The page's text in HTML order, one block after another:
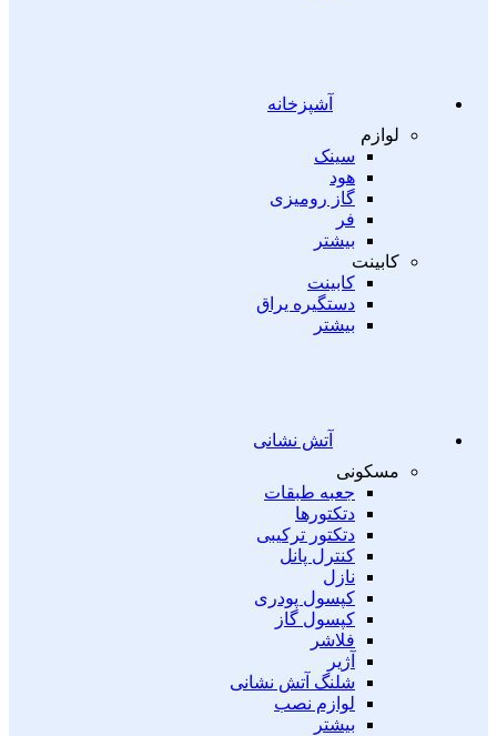
آشپزخانه
لوازم
سینک
هود
گاز رومیزی
فر
بیشتر
کابینت
کابینت
دستگیره یراق
بیشتر
آتش نشانی
مسکونی
جعبه طبقات
دتکتورها
دتکتور ترکیبی
کنترل پانل
نازل
کپسول پودری
کپسول گاز
فلاشر
آژیر
شلنگ آتش نشانی
لوازم نصب
بیشتر